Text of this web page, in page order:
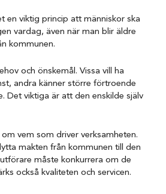
en viktig princip att människor ska
vardag, även när man blir äldre
kommunen.
och önskemål. Vissa vill ha
andra känner större förtroende
Det viktiga är att den enskilde själv
vem som driver verksamheten.
makten från kommunen till den
måste konkurrera om de
också kvaliteten och servicen.